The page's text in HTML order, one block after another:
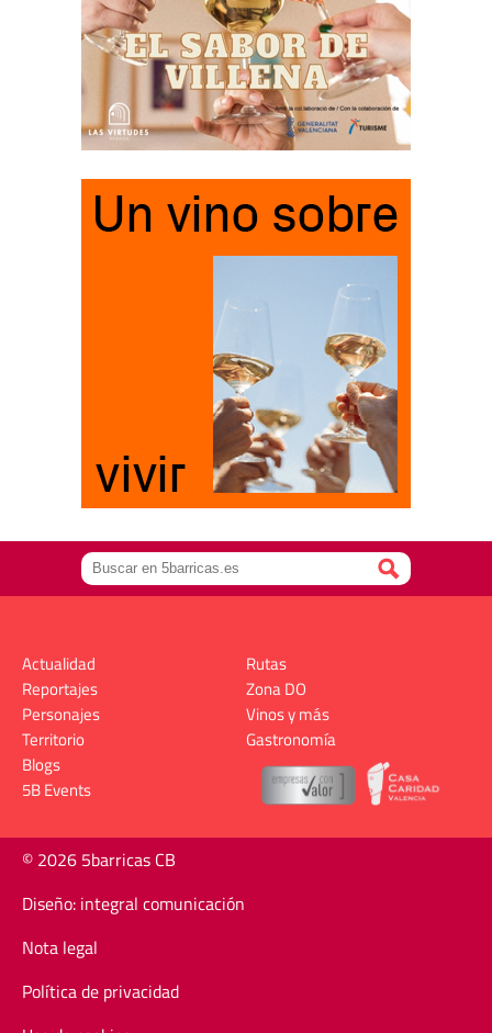
Actualidad
Reportajes
Personajes
Territorio
Rutas
Zona DO
Vinos y más
Gastronomía
Blogs
5B Events
© 2026 5barricas CB
Diseño: integral comunicación
Nota legal
Política de privacidad